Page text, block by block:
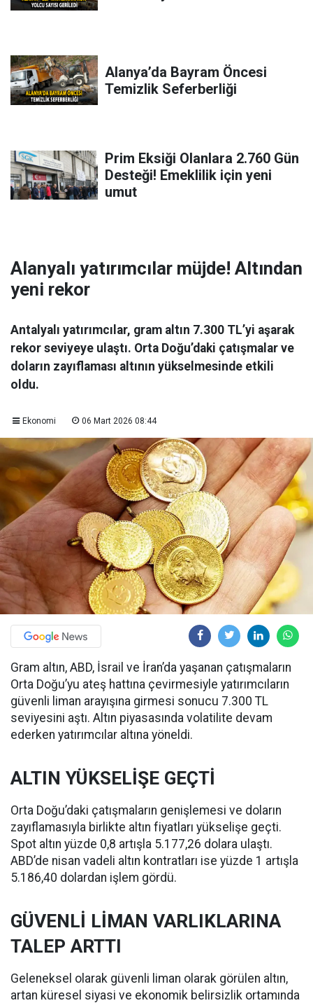
Alanya’da Bayram Öncesi
Temizlik Seferberliği
Prim Eksiği Olanlara 2.760 Gün
Desteği! Emeklilik için yeni
umut
Alanyalı yatırımcılar müjde! Altından
yeni rekor
Antalyalı yatırımcılar, gram altın 7.300 TL’yi aşarak
rekor seviyeye ulaştı. Orta Doğu’daki çatışmalar ve
doların zayıflaması altının yükselmesinde etkili
oldu.
Ekonomi 06 Mart 2026 08:44
Gram altın, ABD, İsrail ve İran’da yaşanan çatışmaların
Orta Doğu’yu ateş hattına çevirmesiyle yatırımcıların
güvenli liman arayışına girmesi sonucu 7.300 TL
seviyesini aştı. Altın piyasasında volatilite devam
ederken yatırımcılar altına yöneldi.
ALTIN YÜKSELİŞE GEÇTİ
Orta Doğu’daki çatışmaların genişlemesi ve doların
zayıflamasıyla birlikte altın fiyatları yükselişe geçti.
Spot altın yüzde 0,8 artışla 5.177,26 dolara ulaştı.
ABD’de nisan vadeli altın kontratları ise yüzde 1 artışla
5.186,40 dolardan işlem gördü.
GÜVENLİ LİMAN VARLIKLARINA
TALEP ARTTI
Geleneksel olarak güvenli liman olarak görülen altın,
artan küresel siyasi ve ekonomik belirsizlik ortamında